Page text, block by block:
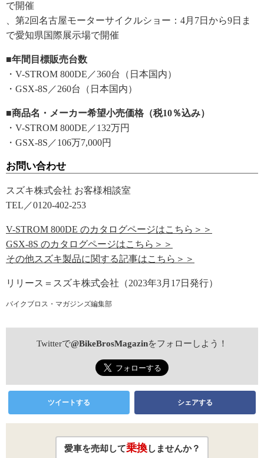
で開催
、第2回名古屋モーターサイクルショー：4月7日から9日ま
で愛知県国際展示場で開催
■年間目標販売台数
・V-STROM 800DE／360台（日本国内）
・GSX-8S／260台（日本国内）
■商品名・メーカー希望小売価格（税10％込み）
・V-STROM 800DE／132万円
・GSX-8S／106万7,000円
お問い合わせ
スズキ株式会社 お客様相談室
TEL／0120-402-253
V-STROM 800DE のカタログページはこちら＞＞
GSX-8S のカタログページはこちら＞＞
その他スズキ製品に関する記事はこちら＞＞
リリース＝スズキ株式会社（2023年3月17日発行）
バイクブロス・マガジンズ編集部
Twitterで@BikeBrosMagazinをフォローしよう！
ツイートする シェアする
愛車を売却して乗換しませんか？